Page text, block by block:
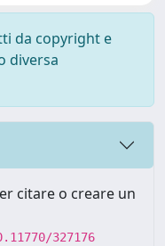
da copyright e
diversa
citare o creare un
327176